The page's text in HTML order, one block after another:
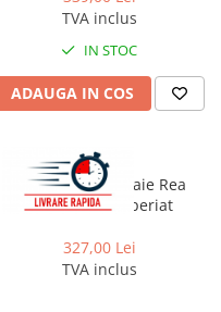
TVA inclus
IN STOC
ADAUGA IN COS
Rea
Baterie pentru baie Rea
Ontario auriu periat
327,00 Lei
TVA inclus